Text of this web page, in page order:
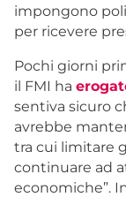
impongono
per ricevere
Pochi giorni
il FMI ha
sentiva sicuro
avrebbe
tra cui limitare
continuare ad
economiche”.